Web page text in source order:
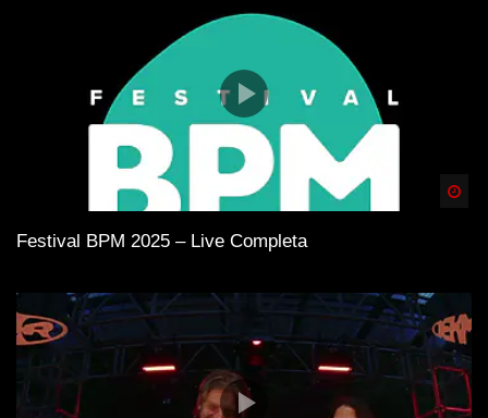
Festival BPM 2025 – Live Completa